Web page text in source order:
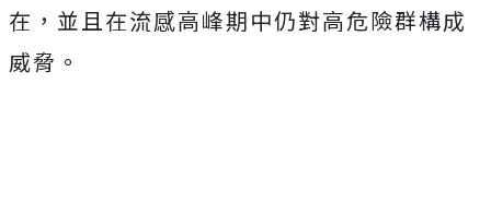
在，並且在流感高峰期中仍對高危險群構成
威脅。